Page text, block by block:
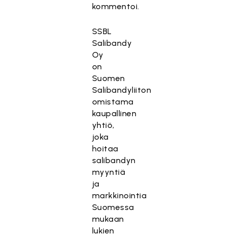
kommentoi.
SSBL
Salibandy
Oy
on
Suomen
Salibandyliiton
omistama
kaupallinen
yhtiö,
joka
hoitaa
salibandyn
myyntiä
ja
markkinointia
Suomessa
mukaan
lukien